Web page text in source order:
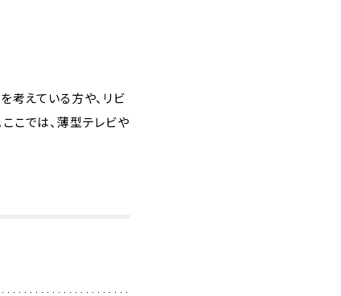
考えている方や、リビ
こでは、薄型テレビや